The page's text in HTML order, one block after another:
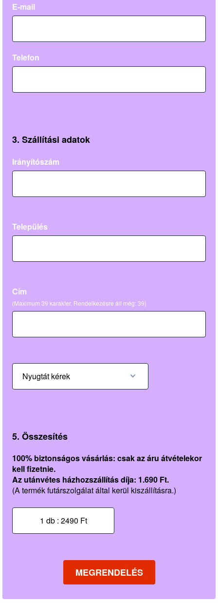
E-mail
Telefon
3. Szállítási adatok
Irányítószám
Település
Cím
(Maximum 39 karakter. Rendelkezésre áll még: 39)
5. Összesítés
100% biztonságos vásárlás: csak az áru átvételekor
kell fizetnie.
Az utánvétes házhozszállítás díja: 1.690 Ft.
(A termék futárszolgálat által kerül kiszállításra.)